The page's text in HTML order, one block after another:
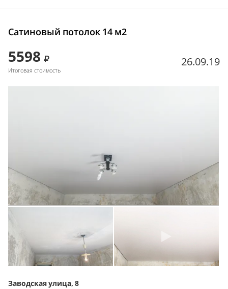
Сатиновый потолок 14 м2
5598
Итоговая стоимость
26.09.19
Заводская улица, 8